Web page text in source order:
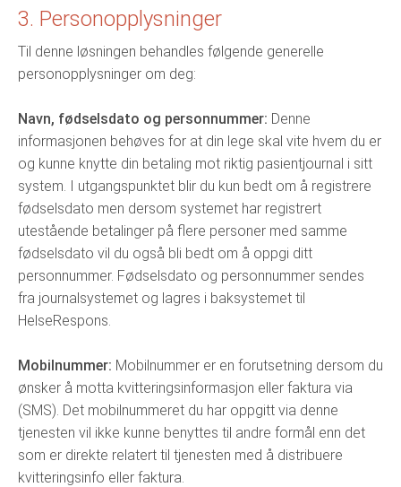
3. Personopplysninger
Til denne løsningen behandles følgende generelle
personopplysninger om deg:
Navn, fødselsdato og personnummer: Denne
informasjonen behøves for at din lege skal vite hvem du er
og kunne knytte din betaling mot riktig pasientjournal i sitt
system. I utgangspunktet blir du kun bedt om å registrere
fødselsdato men dersom systemet har registrert
utestående betalinger på flere personer med samme
fødselsdato vil du også bli bedt om å oppgi ditt
personnummer. Fødselsdato og personnummer sendes
fra journalsystemet og lagres i baksystemet til
HelseRespons.
Mobilnummer: Mobilnummer er en forutsetning dersom du
ønsker å motta kvitteringsinformasjon eller faktura via
(SMS). Det mobilnummeret du har oppgitt via denne
tjenesten vil ikke kunne benyttes til andre formål enn det
som er direkte relatert til tjenesten med å distribuere
kvitteringsinfo eller faktura.